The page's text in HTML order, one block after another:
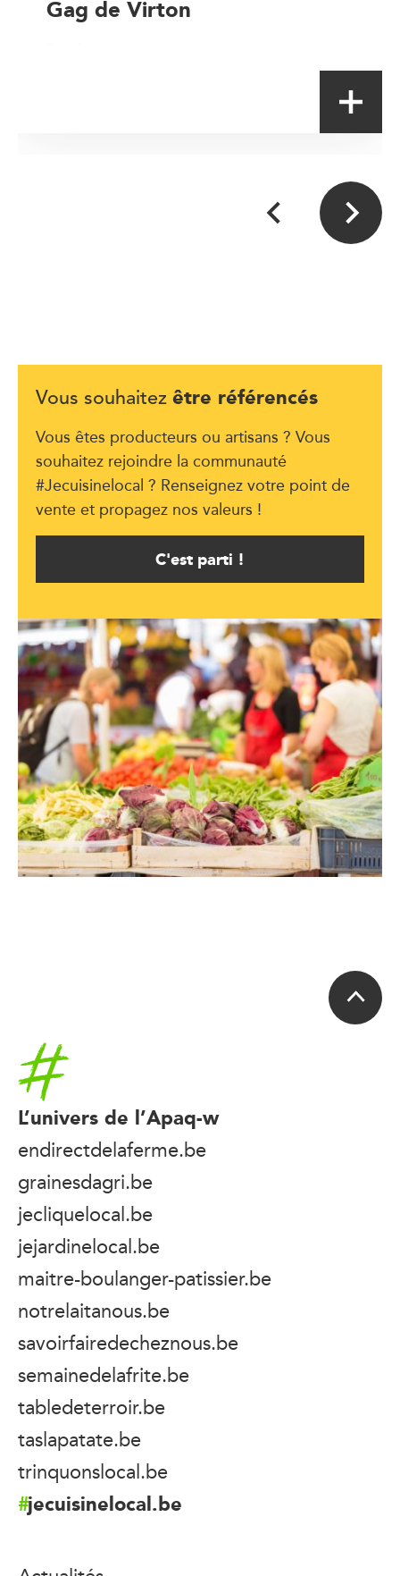
Gag de Virton
Vous souhaitez être référencés
Vous êtes producteurs ou artisans ? Vous
souhaitez rejoindre la communauté
#Jecuisinelocal ? Renseignez votre point de
vente et propagez nos valeurs !
C'est parti !
Accueil
L’univers de l’Apaq-w
endirectdelaferme.be
grainesdagri.be
jecliquelocal.be
jejardinelocal.be
maitre-boulanger-patissier.be
notrelaitanous.be
savoirfairedecheznous.be
semainedelafrite.be
tabledeterroir.be
taslapatate.be
trinquonslocal.be
jecuisinelocal.be